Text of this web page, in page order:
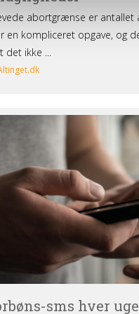
sms hver uge